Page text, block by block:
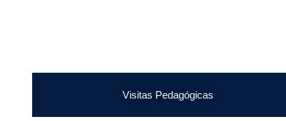
Visitas Pedagógicas